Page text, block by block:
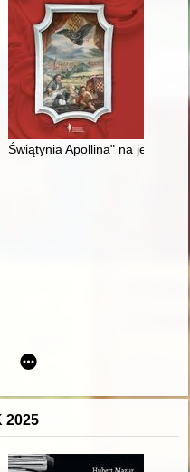
Świątynia Apollina" na
zbrodnie Podhala
2025